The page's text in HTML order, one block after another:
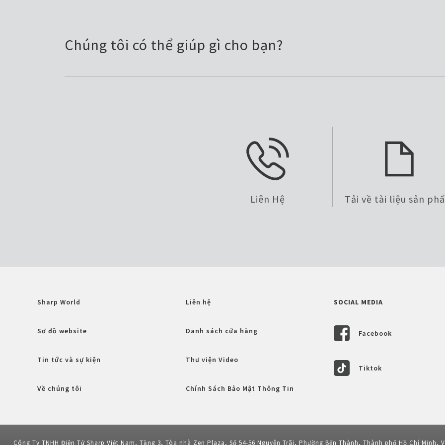
Chúng tôi có thể giúp gì cho bạn?
Liên Hệ Tải về tài liệu sản
Sharp World
Sơ đồ website
Tin tức và sự kiện
Về chúng tôi
Liên hệ
Danh sách cửa hàng
Thư viện Video
Chính Sách Bảo Mật Thông Tin
SOCIAL MEDIA
Facebook
Tiktok
Công Ty TNHH Điện Tử Sharp Việt Nam, Tầng 3, Tòa nhà Zen Plaza, Số 54-56 Nguyễn Trãi, Phường Bến Thành, Thành phố Hồ Chí Minh,